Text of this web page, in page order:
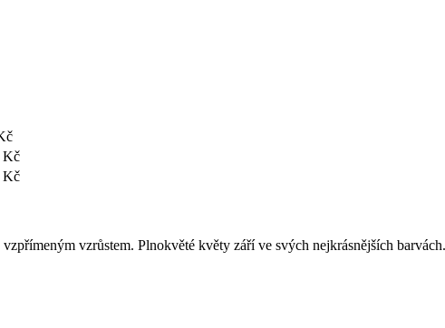
Kč
Kč
vzrůstem. Plnokvěté květy září ve svých nejkrásnějších